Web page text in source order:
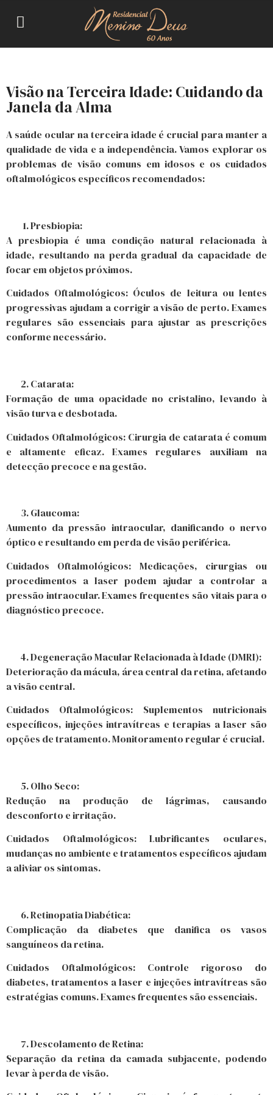
Visão na Terceira Idade: Cuidando da
Janela da Alma
A saúde ocular na terceira idade é crucial para manter a
qualidade de vida e a independência. Vamos explorar os
problemas de visão comuns em idosos e os cuidados
oftalmológicos específicos recomendados:
Presbiopia:
A presbiopia é uma condição natural relacionada à
idade, resultando na perda gradual da capacidade de
focar em objetos próximos.
Cuidados Oftalmológicos: Óculos de leitura ou lentes
progressivas ajudam a corrigir a visão de perto. Exames
regulares são essenciais para ajustar as prescrições
conforme necessário.
Catarata:
Formação de uma opacidade no cristalino, levando à
visão turva e desbotada.
Cuidados Oftalmológicos: Cirurgia de catarata é comum
e altamente eficaz. Exames regulares auxiliam na
detecção precoce e na gestão.
Glaucoma:
Aumento da pressão intraocular, danificando o nervo
óptico e resultando em perda de visão periférica.
Cuidados Oftalmológicos: Medicações, cirurgias ou
procedimentos a laser podem ajudar a controlar a
pressão intraocular. Exames frequentes são vitais para o
diagnóstico precoce.
Degeneração Macular Relacionada à Idade (DMRI):
Deterioração da mácula, área central da retina, afetando
a visão central.
Cuidados Oftalmológicos: Suplementos nutricionais
específicos, injeções intravítreas e terapias a laser são
opções de tratamento. Monitoramento regular é crucial.
Olho Seco:
Redução na produção de lágrimas, causando
desconforto e irritação.
Cuidados Oftalmológicos: Lubrificantes oculares,
mudanças no ambiente e tratamentos específicos ajudam
a aliviar os sintomas.
Retinopatia Diabética:
Complicação da diabetes que danifica os vasos
sanguíneos da retina.
Cuidados Oftalmológicos: Controle rigoroso do
diabetes, tratamentos a laser e injeções intravítreas são
estratégias comuns. Exames frequentes são essenciais.
Descolamento de Retina:
Separação da retina da camada subjacente, podendo
levar à perda de visão.